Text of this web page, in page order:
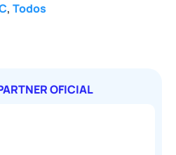
, Todos
OFICIAL